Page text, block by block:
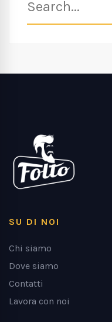
SU DI NOI
Chi siamo
Dove siamo
Contatti
Lavora con noi